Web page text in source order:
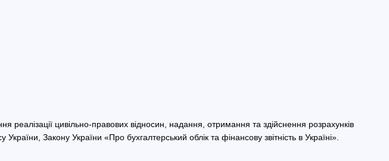
цивільно-правових відносин, надання, отримання та здійснення розрахунків
Закону України «Про бухгалтерський облік та фінансову звітність в Україні».